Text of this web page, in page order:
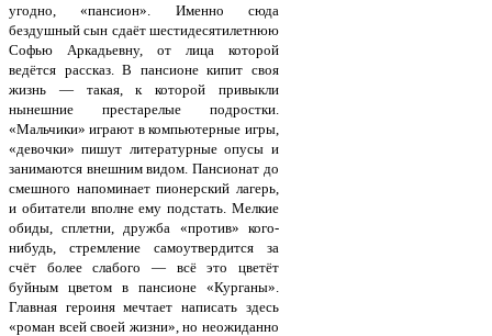
угодно, «пансион». Именно сюда
бездушный сын сдаёт шестидесятилетнюю
Софью Аркадьевну, от лица которой
ведётся рассказ. В пансионе кипит своя
жизнь — такая, к которой привыкли
нынешние престарелые подростки.
«Мальчики» играют в компьютерные игры,
«девочки» пишут литературные опусы и
занимаются внешним видом. Пансионат до
смешного напоминает пионерский лагерь,
и обитатели вполне ему подстать. Мелкие
обиды, сплетни, дружба «против» кого-
нибудь, стремление самоутвердится за
счёт более слабого — всё это цветёт
буйным цветом в пансионе «Курганы».
Главная героиня мечтает написать здесь
«роман всей своей жизни», но неожиданно